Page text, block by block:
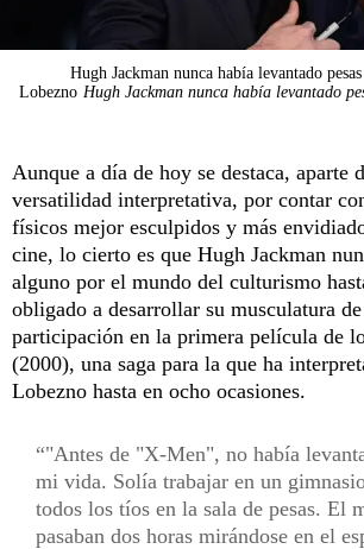
Hugh Jackman nunca había levantado
Lobezno Hugh Jackman nunca había levantado
Aunque a día de hoy se destaca, aparte
versatilidad interpretativa, por contar
físicos mejor esculpidos y más
cine, lo cierto es que Hugh Jackman
alguno por el mundo del culturismo
obligado a desarrollar su musculatura de
participación en la primera película de
(2000), una saga para la que ha
Lobezno hasta en ocho ocasiones.
"Antes de "X-Men", no había
mi vida. Solía trabajar en un
todos los tíos en la sala de pesas. El
pasaban dos horas mirándose en el